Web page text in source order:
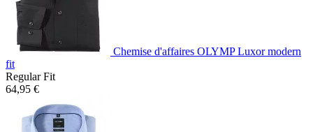
Chemise d'affaires OLYMP Luxor modern
fit
Regular Fit
64,95 €